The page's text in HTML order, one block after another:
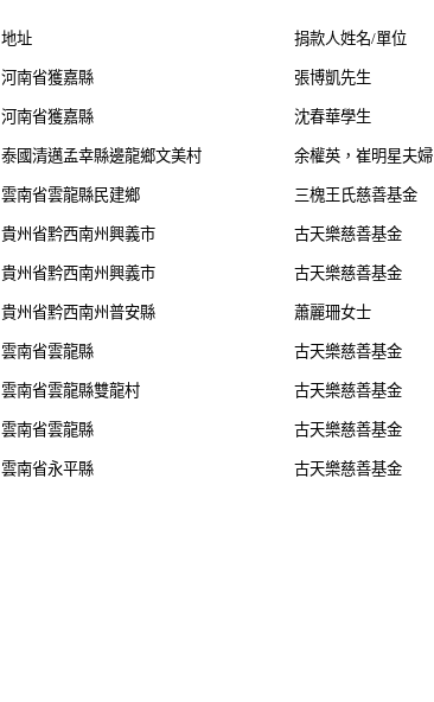
地址 捐款人姓名/單位
河南省獲嘉縣 張博凱先生
河南省獲嘉縣 沈春華學生
泰國清邁孟幸縣邊龍鄉文美村 余權英，崔明星夫婦
雲南省雲龍縣民建鄉 三槐王氏慈善基金
貴州省黔西南州興義市 古天樂慈善基金
貴州省黔西南州興義市 古天樂慈善基金
貴州省黔西南州普安縣 蕭麗珊女士
雲南省雲龍縣 古天樂慈善基金
雲南省雲龍縣雙龍村 古天樂慈善基金
雲南省雲龍縣 古天樂慈善基金
雲南省永平縣 古天樂慈善基金